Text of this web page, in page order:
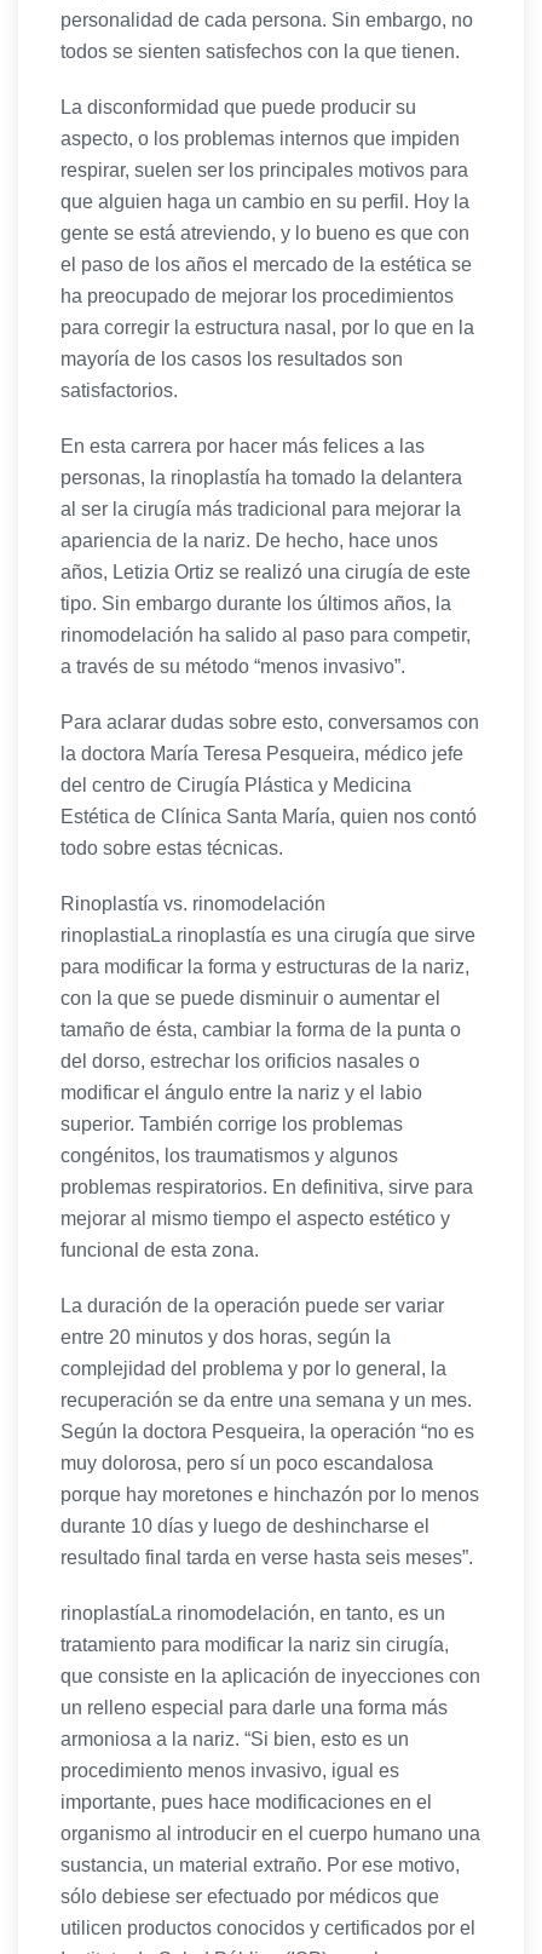
personalidad de cada persona. Sin embargo, no
todos se sienten satisfechos con la que tienen.
La disconformidad que puede producir su
aspecto, o los problemas internos que impiden
respirar, suelen ser los principales motivos para
que alguien haga un cambio en su perfil. Hoy la
gente se está atreviendo, y lo bueno es que con
el paso de los años el mercado de la estética se
ha preocupado de mejorar los procedimientos
para corregir la estructura nasal, por lo que en la
mayoría de los casos los resultados son
satisfactorios.
En esta carrera por hacer más felices a las
personas, la rinoplastía ha tomado la delantera
al ser la cirugía más tradicional para mejorar la
apariencia de la nariz. De hecho, hace unos
años, Letizia Ortiz se realizó una cirugía de este
tipo. Sin embargo durante los últimos años, la
rinomodelación ha salido al paso para competir,
a través de su método “menos invasivo”.
Para aclarar dudas sobre esto, conversamos con
la doctora María Teresa Pesqueira, médico jefe
del centro de Cirugía Plástica y Medicina
Estética de Clínica Santa María, quien nos contó
todo sobre estas técnicas.
Rinoplastía vs. rinomodelación
rinoplastiaLa rinoplastía es una cirugía que sirve
para modificar la forma y estructuras de la nariz,
con la que se puede disminuir o aumentar el
tamaño de ésta, cambiar la forma de la punta o
del dorso, estrechar los orificios nasales o
modificar el ángulo entre la nariz y el labio
superior. También corrige los problemas
congénitos, los traumatismos y algunos
problemas respiratorios. En definitiva, sirve para
mejorar al mismo tiempo el aspecto estético y
funcional de esta zona.
La duración de la operación puede ser variar
entre 20 minutos y dos horas, según la
complejidad del problema y por lo general, la
recuperación se da entre una semana y un mes.
Según la doctora Pesqueira, la operación “no es
muy dolorosa, pero sí un poco escandalosa
porque hay moretones e hinchazón por lo menos
durante 10 días y luego de deshincharse el
resultado final tarda en verse hasta seis meses”.
rinoplastíaLa rinomodelación, en tanto, es un
tratamiento para modificar la nariz sin cirugía,
que consiste en la aplicación de inyecciones con
un relleno especial para darle una forma más
armoniosa a la nariz. “Si bien, esto es un
procedimiento menos invasivo, igual es
importante, pues hace modificaciones en el
organismo al introducir en el cuerpo humano una
sustancia, un material extraño. Por ese motivo,
sólo debiese ser efectuado por médicos que
utilicen productos conocidos y certificados por el